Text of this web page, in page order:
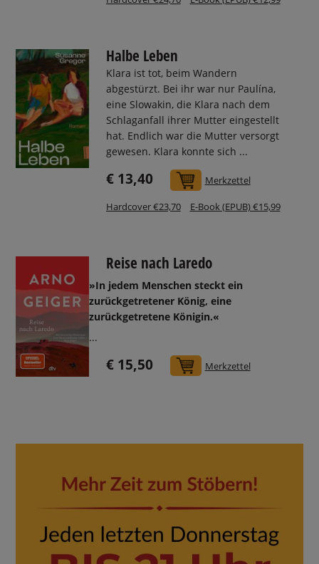
Halbe Leben
Klara ist tot, beim Wandern
abgestürzt. Bei ihr war nur Paulína,
eine Slowakin, die Klara nach dem
Schlaganfall ihrer Mutter eingestellt
hat. Endlich war die Mutter versorgt
gewesen. Klara konnte sich ...
€ 13,40 In den Warenkorb
Merkzettel
Hardcover €23,70 E-Book (EPUB) €15,99
Reise nach Laredo
»In jedem Menschen steckt ein
zurückgetretener König, eine
zurückgetretene Königin.«
...
€ 15,50 In den Warenkorb
Merkzettel